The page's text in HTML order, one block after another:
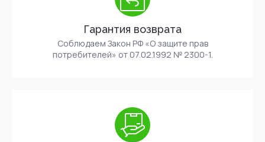
Гарантия возврата
Соблюдаем Закон РФ «О защите прав
потребителей» от 07.02.1992 № 2300-1.